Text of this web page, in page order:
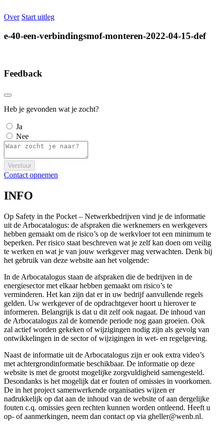
Over Start uitleg
e-40-een-verbindingsmof-monteren-2022-04-15-def
Feedback
Heb je gevonden wat je zocht?
Ja
Nee
Verstuur
Contact opnemen
INFO
Op Safety in the Pocket – Netwerkbedrijven vind je de informatie
uit de Arbocatalogus: de afspraken die werknemers en werkgevers
hebben gemaakt om de risico’s op de werkvloer tot een minimum te
beperken. Per risico staat beschreven wat je zelf kan doen om veilig
te werken en wat je van jouw werkgever mag verwachten. Denk bij
het gebruik van deze website aan het volgende:
In de Arbocatalogus staan de afspraken die de bedrijven in de
energiesector met elkaar hebben gemaakt om risico’s te
verminderen. Het kan zijn dat er in uw bedrijf aanvullende regels
gelden. Uw werkgever of de opdrachtgever hoort u hierover te
informeren. Belangrijk is dat u dit zelf ook nagaat. De inhoud van
de Arbocatalogus zal de komende periode nog gaan groeien. Ook
zal actief worden gekeken of wijzigingen nodig zijn als gevolg van
ontwikkelingen in de sector of wijzigingen in wet- en regelgeving.
Naast de informatie uit de Arbocatalogus zijn er ook extra video’s
met achtergrondinformatie beschikbaar. De informatie op deze
website is met de grootst mogelijke zorgvuldigheid samengesteld.
Desondanks is het mogelijk dat er fouten of omissies in voorkomen.
De in het project samenwerkende organisaties wijzen er
nadrukkelijk op dat aan de inhoud van de website of aan dergelijke
fouten c.q. omissies geen rechten kunnen worden ontleend. Heeft u
op- of aanmerkingen, neem dan contact op via gheller@wenb.nl.